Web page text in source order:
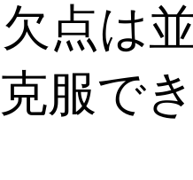
点は
服で